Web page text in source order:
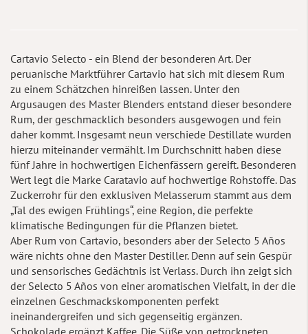
Cartavio Selecto - ein Blend der besonderen Art. Der
peruanische Marktführer Cartavio hat sich mit diesem Rum
zu einem Schätzchen hinreißen lassen. Unter den
Argusaugen des Master Blenders entstand dieser besondere
Rum, der geschmacklich besonders ausgewogen und fein
daher kommt. Insgesamt neun verschiede Destillate wurden
hierzu miteinander vermählt. Im Durchschnitt haben diese
fünf Jahre in hochwertigen Eichenfässern gereift. Besonderen
Wert legt die Marke Caratavio auf hochwertige Rohstoffe. Das
Zuckerrohr für den exklusiven Melasserum stammt aus dem
„Tal des ewigen Frühlings“, eine Region, die perfekte
klimatische Bedingungen für die Pflanzen bietet.
Aber Rum von Cartavio, besonders aber der Selecto 5 Años
wäre nichts ohne den Master Destiller. Denn auf sein Gespür
und sensorisches Gedächtnis ist Verlass. Durch ihn zeigt sich
der Selecto 5 Años von einer aromatischen Vielfalt, in der die
einzelnen Geschmackskomponenten perfekt
ineinandergreifen und sich gegenseitig ergänzen.
Schokolade ergänzt Kaffee. Die Süße von getrockneten